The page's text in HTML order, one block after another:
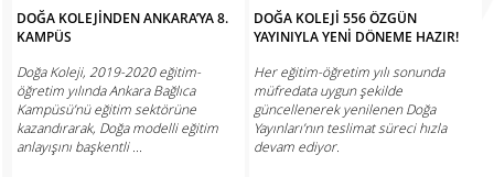
DOĞA KOLEJİNDEN ANKARA’YA 8.
KAMPÜS
Doğa Koleji, 2019-2020 eğitim-
öğretim yılında Ankara Bağlıca
Kampüsü’nü eğitim sektörüne
kazandırarak, Doğa modelli eğitim
anlayışını başkentli ...
DOĞA KOLEJİ 556 ÖZGÜN
YAYINIYLA YENİ DÖNEME HAZIR!
Her eğitim-öğretim yılı sonunda
müfredata uygun şekilde
güncellenerek yenilenen Doğa
Yayınları’nın teslimat süreci hızla
devam ediyor.